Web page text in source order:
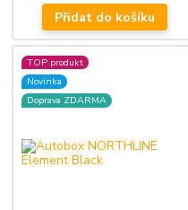
Přidat do košíku
TOP produkt
Novinka
Doprava ZDARMA